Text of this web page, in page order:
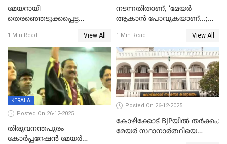
മേയറായി
തെരഞ്ഞെടുക്കപ്പെട്ട
ആദ്യ വോട്ട് അസാധു; കണ്ണൂർ
ഡെപ്യൂട്ടി മേയർ സ്ഥാനത്ത്
താഹിറിന് വിജയം
1 Min Read View All
നടന്നതിതാണ്, ‘മേയർ
ആകാൻ പോവുകയാണ്...;
മുഖ്യമന്ത്രിയുടെ ഓഫീസ്
തന്നെ വിശദീകരിയ്ക്കുന്നു;
സത്യമിതാണ്
1 Min Read View All
KERALA
Posted On 26-12-2025
തിരുവനന്തപുരം
കോര്‍പ്പറേഷന്‍ മേയര്‍
Posted On 26-12-2025
കോഴിക്കോട് BJPയിൽ തർക്കം;
മേയർ സ്ഥാനാർത്ഥിയെ